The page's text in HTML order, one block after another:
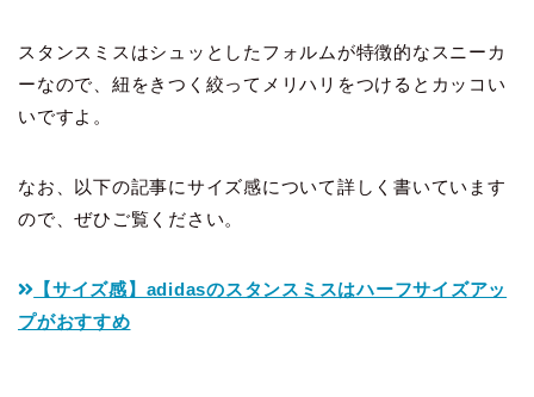
スタンスミスはシュッとしたフォルムが特徴的なスニーカ
ーなので、紐をきつく絞ってメリハリをつけるとカッコい
いですよ。
なお、以下の記事にサイズ感について詳しく書いています
ので、ぜひご覧ください。
【サイズ感】adidasのスタンスミスはハーフサイズアッ
プがおすすめ